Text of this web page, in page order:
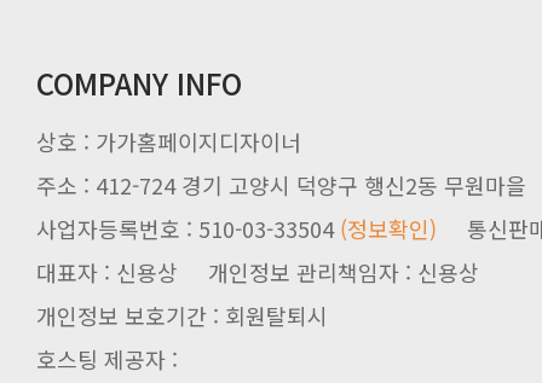
COMPANY INFO
상호 : 가가홈페이지디자이너
주소 : 412-724 경기 고양시 덕양구 행신2동 무원마을
사업자등록번호 : 510-03-33504(정보확인) 통신판
대표자 : 신용상 개인정보 관리책임자 : 신용상
개인정보 보호기간 : 회원탈퇴시
호스팅 제공자 :